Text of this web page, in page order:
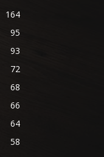
164
95
93
72
68
66
64
58